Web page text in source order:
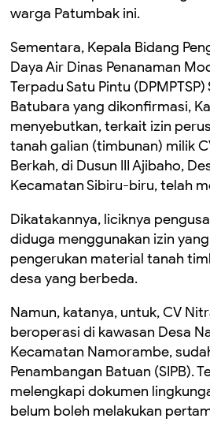
warga Patumbak ini.
Sementara, Kepala Bidang
Daya Air Dinas Penanaman
Terpadu Satu Pintu
Batubara yang dikonfirmasi,
menyebutkan, terkait izin
tanah galian (timbunan) milik
Berkah, di Dusun III Ajibaho,
Kecamatan Sibiru-biru, telah
Dikatakannya, liciknya
diduga menggunakan izin
pengerukan material tanah
desa yang berbeda.
Namun, katanya, untuk, CV
beroperasi di kawasan Desa
Kecamatan Namorambe,
Penambangan Batuan (SIPB).
melengkapi dokumen
belum boleh melakukan